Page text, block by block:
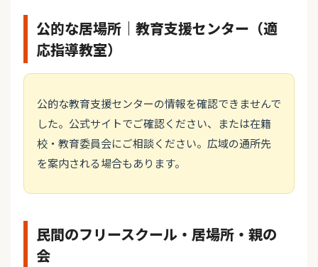
公的な居場所｜教育支援センター（適
応指導教室）
公的な教育支援センターの情報を確認できませんで
した。公式サイトでご確認ください、または在籍
校・教育委員会にご相談ください。広域の通所先
を案内される場合もあります。
民間のフリースクール・居場所・親の
会